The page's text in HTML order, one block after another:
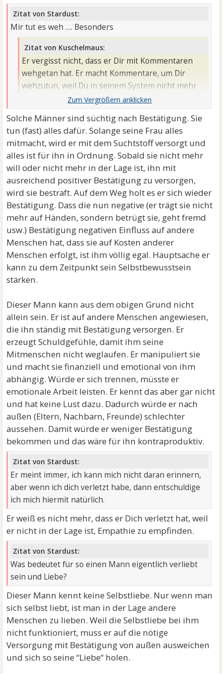
Zitat von Stardust:
Mir tut es weh …. Besonders
Zitat von Kuschelmaus:
Er vergisst nicht, dass er Dir mit Kommentaren
wehgetan hat. Er macht Kommentare, um Dir
wehzutun, weil Du in seinem System nicht mehr
mitmachen willst. Auf dem Weg bessert er sein Ego
auf Deine Kosten auf. Das kenne ich übrigens auch
Bisher bin ich davon ausgegangen, dass das
unabsichtlich war. Das er mich absichtlich vor anderen
verletzt hat habe ich blind wie ich war, nicht gesehen.
Noch schlimmer ist es, das er wenn ich danach mit
ihm reden wollte, getan hat, als hätte ich es mir
eingebildet und nicht alle Tassen im Schrank hätte. …
Das schlimme ist, das ich mich damit immer schuldig
gefühlt habe. Ich wusste das ich damit manipuliert
werde...und es hat funktioniert.
Wie passt in das ganze seine Aussage, wenn meine
Frau und ich uns je trennen sollten, dann bin ich nicht
lange allein? Ich kann nicht alleine sein.
Solche Männer sind süchtig nach Bestätigung. Sie
tun (fast) alles dafür. Solange seine Frau alles
mitmacht, wird er mit dem Suchtstoff versorgt und
alles ist für ihn in Ordnung. Sobald sie nicht mehr
will oder nicht mehr in der Lage ist, ihn mit
ausreichend positiver Bestätigung zu versorgen,
wird sie bestraft. Auf dem Weg holt es er sich wieder
Bestätigung. Dass die nun negative (er trägt sie nicht
mehr auf Händen, sondern betrügt sie, geht fremd
usw.) Bestätigung negativen Einfluss auf andere
Menschen hat, dass sie auf Kosten anderer
Menschen erfolgt, ist ihm völlig egal. Hauptsache er
kann zu dem Zeitpunkt sein Selbstbewusstsein
stärken.
Dieser Mann kann aus dem obigen Grund nicht
allein sein. Er ist auf andere Menschen angewiesen,
die ihn ständig mit Bestätigung versorgen. Er
erzeugt Schuldgefühle, damit ihm seine
Mitmenschen nicht weglaufen. Er manipuliert sie
und macht sie finanziell und emotional von ihm
abhängig. Würde er sich trennen, müsste er
emotionale Arbeit leisten. Er kennt das aber gar nicht
und hat keine Lust dazu. Dadurch würde er nach
außen (Eltern, Nachbarn, Freunde) schlechter
aussehen. Damit würde er weniger Bestätigung
bekommen und das wäre für ihn kontraproduktiv.
Zitat von Stardust:
Er meint immer, ich kann mich nicht daran erinnern,
aber wenn ich dich verletzt habe, dann entschuldige
ich mich hiermit natürlich.
Er weiß es nicht mehr, dass er Dich verletzt hat, weil
er nicht in der Lage ist, Empathie zu empfinden.
Zitat von Stardust:
Was bedeutet für so einen Mann eigentlich verliebt
sein und Liebe?
Dieser Mann kennt keine Selbstliebe. Nur wenn man
sich selbst liebt, ist man in der Lage andere
Menschen zu lieben. Weil die Selbstliebe bei ihm
nicht funktioniert, muss er auf die nötige
Versorgung mit Bestätigung von außen ausweichen
und sich so seine “Liebe“ holen.